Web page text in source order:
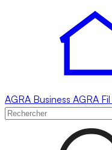
AGRA Business AGRA Fil